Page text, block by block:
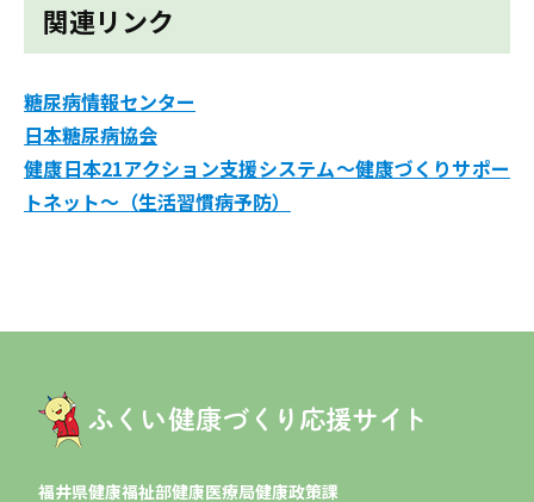
関連リンク
糖尿病情報センター
日本糖尿病協会
健康日本21アクション支援システム～健康づくりサポー
トネット～（生活習慣病予防）
福井県健康福祉部健康医療局健康政策課